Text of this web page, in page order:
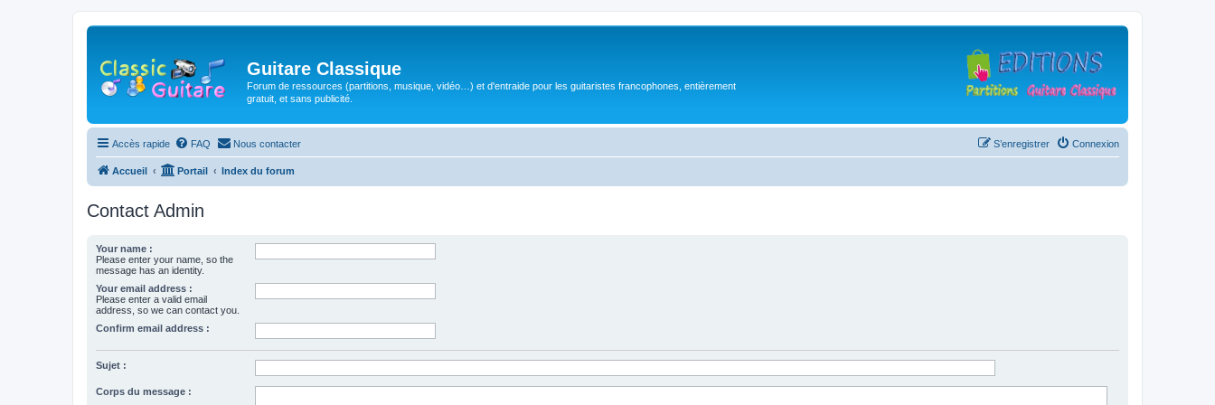
Guitare Classique
Forum de ressources (partitions, musique, vidéo…) et d'entraide pour les guitaristes francophones, entièrement
gratuit, et sans publicité.
Accès rapide FAQ Nous contacter Connexion
S’enregistrer
Accueil Portail Index du forum
Contact Admin
Your name :
Please enter your name, so the
message has an identity.
Your email address :
Please enter a valid email
address, so we can contact you.
Confirm email address :
Sujet :
Corps du message :